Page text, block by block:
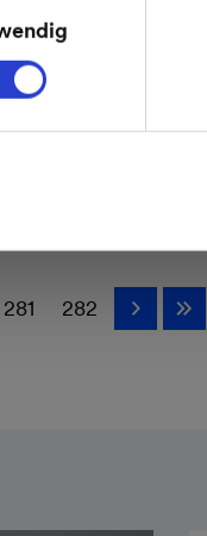
vom
ist
und
281 282